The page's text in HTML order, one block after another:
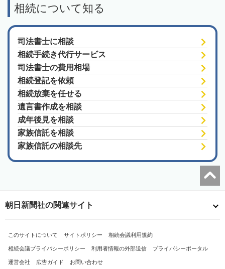
相続について知る
司法書士に相談
相続手続き代行サービス
司法書士の費用相場
相続登記を依頼
相続放棄を任せる
遺言書作成を相談
成年後見を相談
家族信託を相談
家族信託の相談先
朝日新聞社の関連サイト
このサイトについて サイトポリシー 相続会議利用規約
相続会議プライバシーポリシー 利用者情報の外部送信 プライバシーポータル
運営会社 広告ガイド お問い合わせ